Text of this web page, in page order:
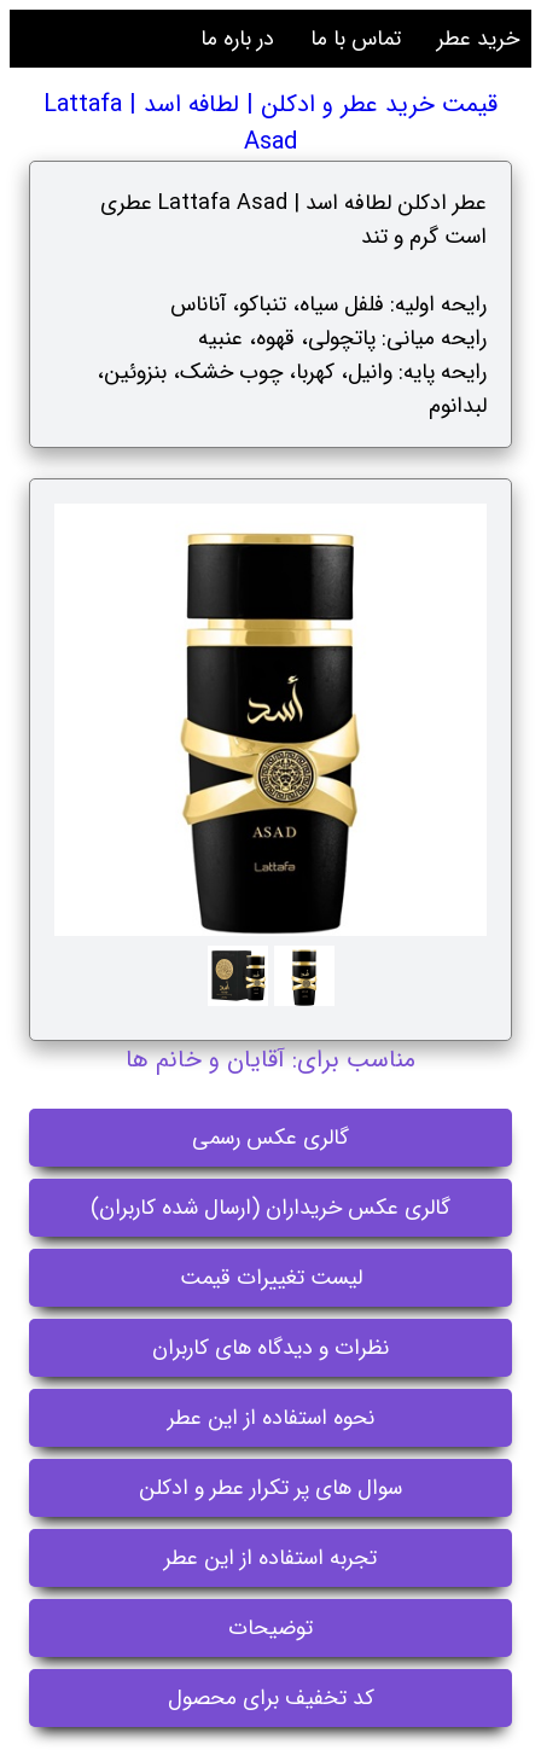
خرید عطر تماس با ما در باره ما
قیمت خرید عطر و ادکلن | لطافه اسد | Lattafa
Asad
عطر ادکلن لطافه اسد | Lattafa Asad عطری
است گرم و تند
رایحه اولیه: فلفل سیاه، تنباکو، آناناس
رایحه میانی: پاتچولی، قهوه، عنبیه
رایحه پایه: وانیل، کهربا، چوب خشک، بنزوئین،
لبدانوم
مناسب برای: آقایان و خانم ها
گالری عکس رسمی
گالری عکس خریداران (ارسال شده کاربران)
لیست تغییرات قیمت
نظرات و دیدگاه های کاربران
نحوه استفاده از این عطر
سوال های پر تکرار عطر و ادکلن
تجربه استفاده از این عطر
توضیحات
کد تخفیف برای محصول